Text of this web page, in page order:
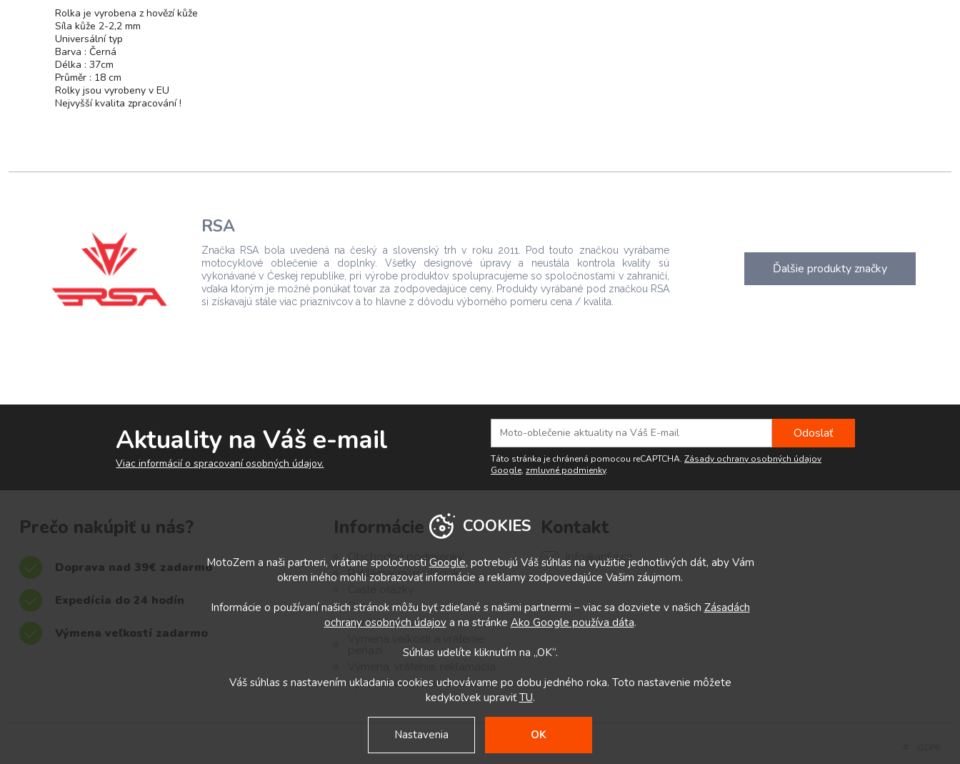
Rolka je vyrobena z hovězí kůže
Síla kůže 2-2,2 mm
Universální typ
Barva : Černá
Délka : 37cm
Průměr : 18 cm
Rolky jsou vyrobeny v EU
Nejvyšší kvalita zpracování !
RSA
Značka RSA bola uvedená na český a slovenský trh v roku 2011. Pod touto značkou vyrábame
motocyklové oblečenie a doplnky. Všetky designové úpravy a neustála kontrola kvality sú
vykonávané v Českej republike, pri výrobe produktov spolupracujeme so spoločnosťami v zahraničí,
vďaka ktorým je možné ponúkať tovar za zodpovedajúce ceny. Produkty vyrábané pod značkou RSA
si získavajú stále viac priaznivcov a to hlavne z dôvodu výborného pomeru cena / kvalita.
Ďalšie produkty značky
Aktuality na Váš e-mail
Viac informácií o spracovaní osobných údajov. Táto stránka je chránená pomocou reCAPTCHA. Zásady ochrany osobných údajov
Google, zmluvné podmienky.
Prečo nakúpiť u nás?
Doprava nad 39€ zadarmo
Expedícia do 24 hodín
Výmena veľkostí zadarmo
Informácie
Obchodné podmienky
Reklamačný poriadok
O nás
Kontakty
Upraviť nastavenia cookies
Kontakt
info@anila.cz
COOKIES
MotoZem a naši partneri, vrátane spoločnosti Google, potrebujú Váš súhlas na využitie jednotlivých dát, aby Vám
okrem iného mohli zobrazovať informácie a reklamy zodpovedajúce Vašim záujmom.
Informácie o používaní našich stránok môžu byť zdieľané s našimi partnermi – viac sa dozviete v našich Zásadách
ochrany osobných údajova na stránke Ako Google používa dáta.
Súhlas udelíte kliknutím na „OK“.
Váš súhlas s nastavením ukladania cookies uchovávame po dobu jedného roka. Toto nastavenie môžete
kedykoľvek upraviťTU.
Nastavenia OK